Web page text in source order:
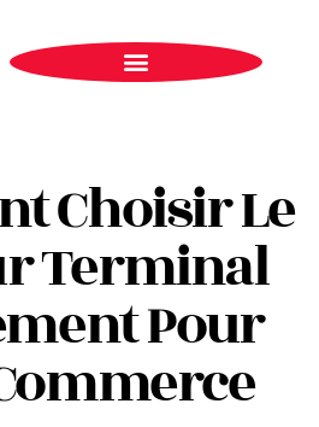
Choisir Le
Terminal
Pour